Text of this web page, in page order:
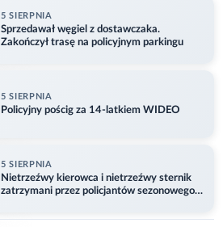
5 SIERPNIA
Sprzedawał węgiel z dostawczaka.
Zakończył trasę na policyjnym parkingu
5 SIERPNIA
Policyjny pościg za 14-latkiem WIDEO
5 SIERPNIA
Nietrzeźwy kierowca i nietrzeźwy sternik
zatrzymani przez policjantów sezonowego